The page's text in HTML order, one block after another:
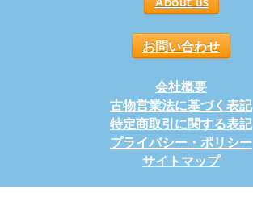
お問い合わせ
会社概要
古物営業法に基づく表記
特定商取引に関する表記
プライバシー・ポリシー
サイトマップ